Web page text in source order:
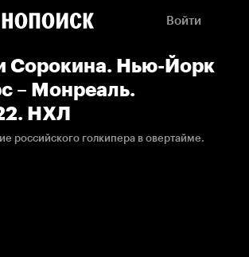
Войти
Сорокина. Нью-Йорк
– Монреаль.
НХЛ
российского голкипера в овертайме.